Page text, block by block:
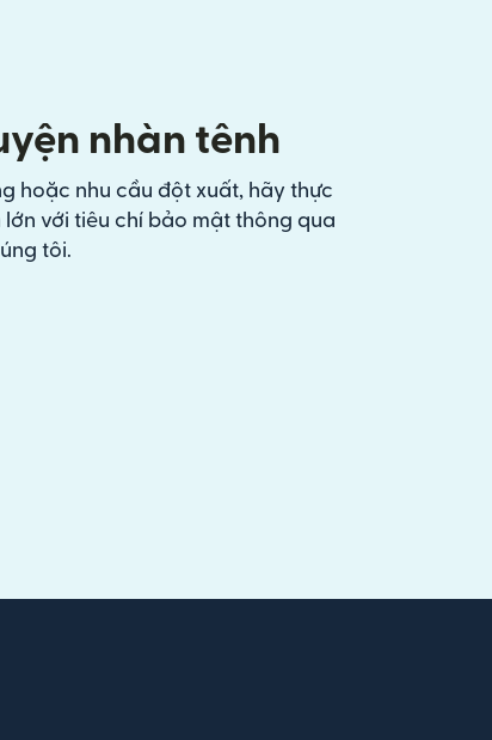
nhàn tênh
hoặc nhu cầu đột xuất, hãy thực
với tiêu chí bảo mật thông qua
tôi.